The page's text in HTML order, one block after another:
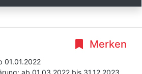
Merken
01.01.2022
ab 01.03.2022 bis 31.12.2023